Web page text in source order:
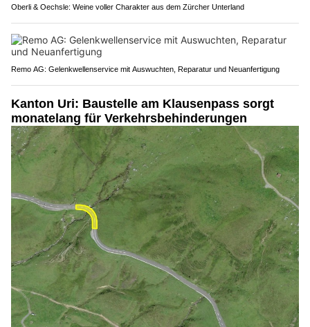
Oberli & Oechsle: Weine voller Charakter aus dem Zürcher Unterland
Remo AG: Gelenkwellenservice mit Auswuchten, Reparatur und Neuanfertigung
Kanton Uri: Baustelle am Klausenpass sorgt
monatelang für Verkehrsbehinderungen